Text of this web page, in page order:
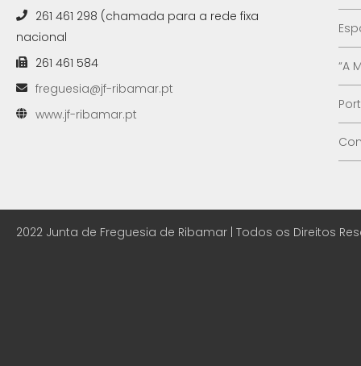
261 461 298 (chamada para a rede fixa
nacional
261 461 584
freguesia@jf-ribamar.pt
www.jf-ribamar.pt
“A
2022 Junta de Freguesia de Ribamar | Todos os Direitos